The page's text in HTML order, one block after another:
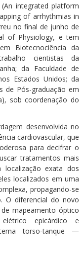
integrated platform
of arrhythmias in
no final de junho de
of Physiology, e tem
Biotecnociência da
cientistas da
da Faculdade de
Estados Unidos; da
de Pós-graduação em
sob coordenação do
desenvolvida no
cardiovascular, que
para decifrar o
tratamentos mais
exata dos
localizados em uma
propagando-se
O diferencial do novo
mapeamento óptico
epicárdico e
torso-tanque —